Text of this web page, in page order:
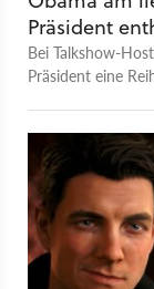
Präsident
Bei Talkshow-
Präsident eine